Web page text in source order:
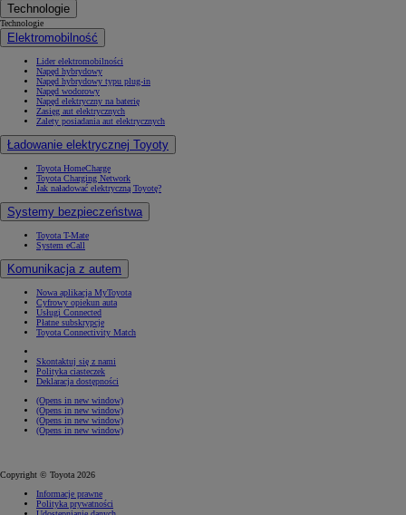
Technologie
Technologie
Elektromobilność
Lider elektromobilności
Napęd hybrydowy
Napęd hybrydowy typu plug-in
Napęd wodorowy
Napęd elektryczny na baterię
Zasięg aut elektrycznych
Zalety posiadania aut elektrycznych
Ładowanie elektrycznej Toyoty
Toyota HomeCharge
Toyota Charging Network
Jak naładować elektryczną Toyotę?
Systemy bezpieczeństwa
Toyota T-Mate
System eCall
Komunikacja z autem
Nowa aplikacja MyToyota
Cyfrowy opiekun auta
Usługi Connected
Płatne subskrypcje
Toyota Connectivity Match
Skontaktuj się z nami
Polityka ciasteczek
Deklaracja dostępności
(Opens in new window)
(Opens in new window)
(Opens in new window)
(Opens in new window)
Copyright © Toyota 2026
Informacje prawne
Polityka prywatności